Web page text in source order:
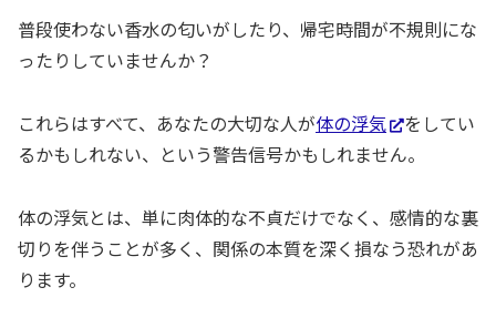
普段使わない香水の匂いがしたり、帰宅時間が不規則にな
ったりしていませんか？
これらはすべて、あなたの大切な人が体の浮気
をしてい
るかもしれない、という警告信号かもしれません。
体の浮気とは、単に肉体的な不貞だけでなく、感情的な裏
切りを伴うことが多く、関係の本質を深く損なう恐れがあ
ります。